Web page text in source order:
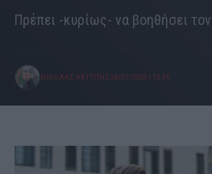
Πρέπει -κυρίως- να βοηθήσει
ΝΙΚΟΛΑΣ ΑΚΤΥΠΗΣ 04/07/2026 13:30